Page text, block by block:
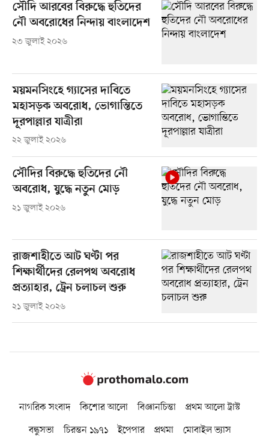
সৌদি আরবের বিরুদ্ধে হুতিদের
নৌ অবরোধের নিন্দায় বাংলাদেশ
২৩ জুলাই ২০২৬
ময়মনসিংহে গ্যাসের দাবিতে
মহাসড়ক অবরোধ, ভোগান্তিতে
দূরপাল্লার যাত্রীরা
২২ জুলাই ২০২৬
সৌদির বিরুদ্ধে হুতিদের নৌ
অবরোধ, যুদ্ধে নতুন মোড়
২১ জুলাই ২০২৬
রাজশাহীতে আট ঘণ্টা পর
শিক্ষার্থীদের রেলপথ অবরোধ
প্রত্যাহার, ট্রেন চলাচল শুরু
২১ জুলাই ২০২৬
নাগরিক সংবাদ কিশোর আলো বিজ্ঞানচিন্তা
প্রথম আলো ট্রাস্ট
বন্ধুসভা
চিরন্তন ১৯৭১ ইপেপার প্রথমা মোবাইল ভ্যাস